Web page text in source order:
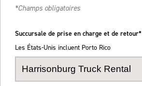
*Champs obligatoires
Succursale de prise en charge et de retour*
Les États-Unis incluent Porto Rico